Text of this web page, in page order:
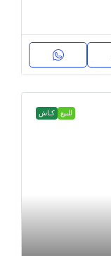
للبيع كـاش